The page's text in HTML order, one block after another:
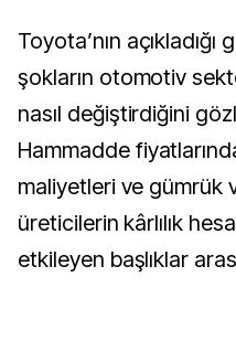
Toyota’nın
şokların otomotiv
nasıl değiştirdiğini
Hammadde
maliyetleri ve gümrük
üreticilerin kârlılık
etkileyen başlıklar